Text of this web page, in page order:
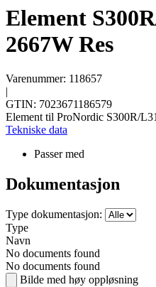
Element
2667W Res
Varenummer: 118657
|
GTIN: 7023671186579
Element til ProNordic S300R/
Tekniske data
Passer med
Dokumentasjon
Type dokumentasjon:
Type
Navn
No documents found
No documents found
Bilde med høy oppløsning